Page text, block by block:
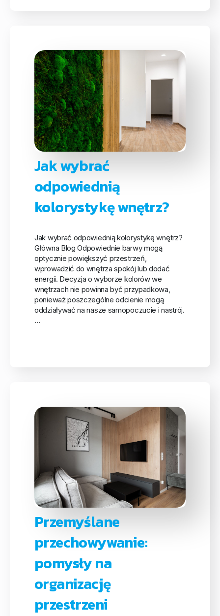
Jak wybrać
odpowiednią
kolorystykę wnętrz?
Jak wybrać odpowiednią kolorystykę wnętrz?
Główna Blog Odpowiednie barwy mogą
optycznie powiększyć przestrzeń,
wprowadzić do wnętrza spokój lub dodać
energii. Decyzja o wyborze kolorów we
wnętrzach nie powinna być przypadkowa,
ponieważ poszczególne odcienie mogą
oddziaływać na nasze samopoczucie i nastrój.
…
Przemyślane
przechowywanie:
pomysły na
organizację
przestrzeni